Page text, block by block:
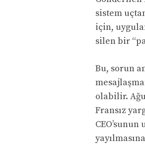
sistem
için,
silen bir
Bu, sorun
olabilir.
Fransız